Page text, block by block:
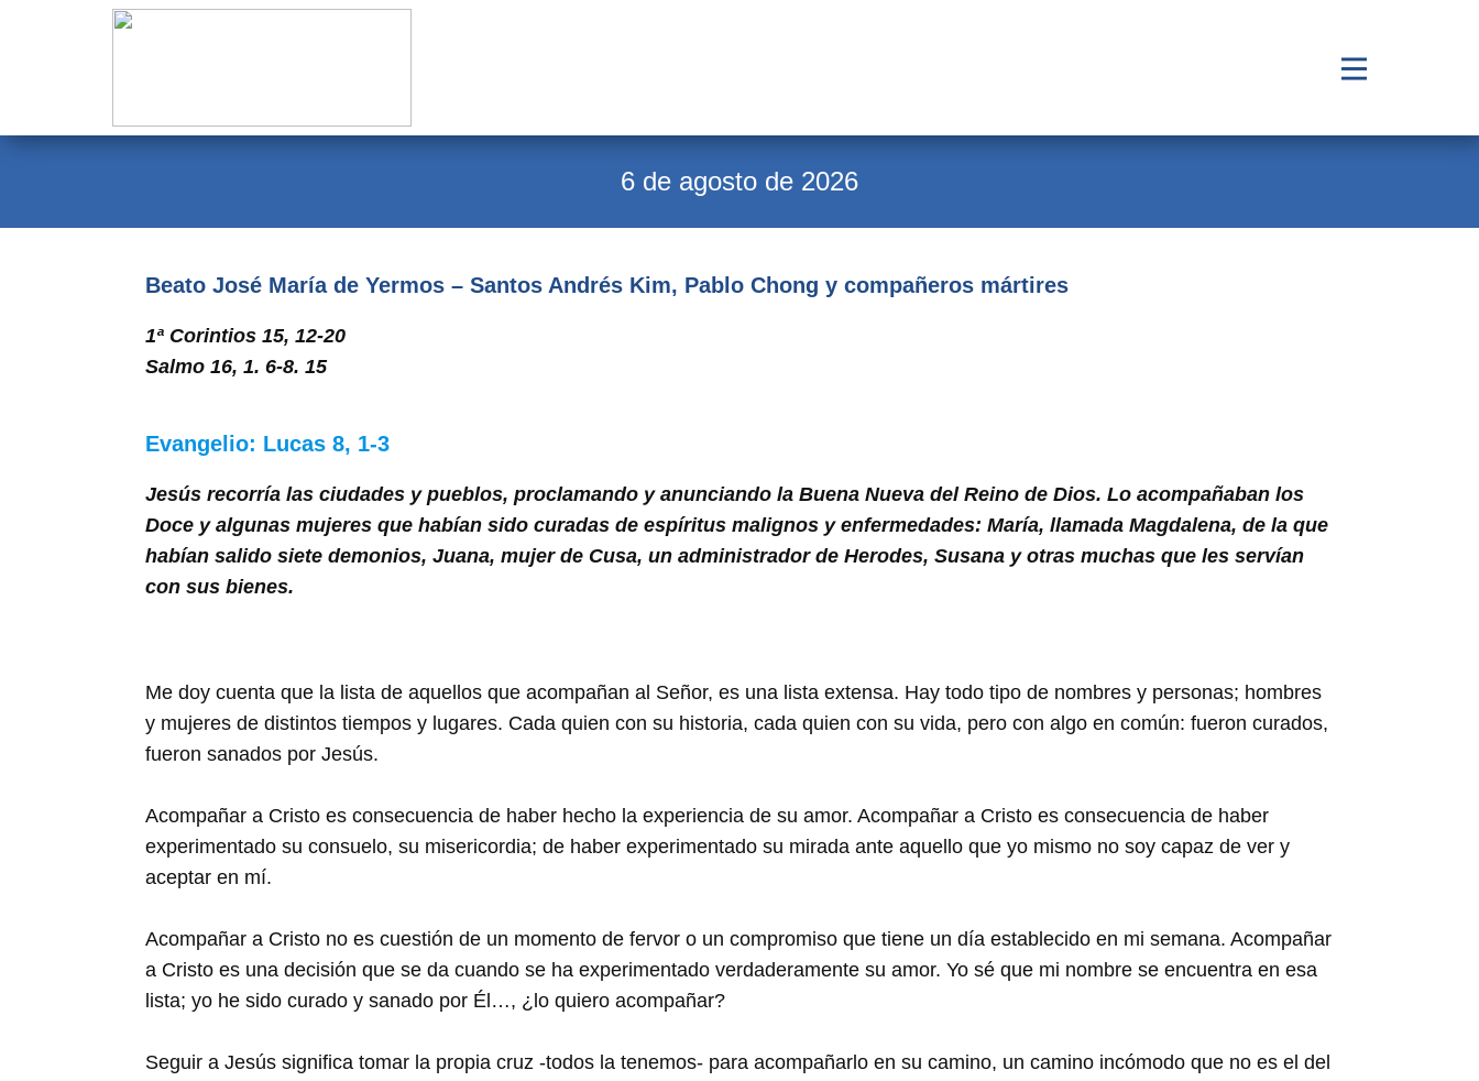
Calendario
Novena
Pastoral Vocacional
6 de agosto de 2026
Beato José María de Yermos – Santos Andrés Kim, Pablo Chong y compañeros mártires
1ª Corintios 15, 12-20
Salmo 16, 1. 6-8. 15
Evangelio: Lucas 8, 1-3
Jesús recorría las ciudades y pueblos, proclamando y anunciando la Buena Nueva del Reino de Dios. Lo acompañaban los
Doce y algunas mujeres que habían sido curadas de espíritus malignos y enfermedades: María, llamada Magdalena, de la que
habían salido siete demonios, Juana, mujer de Cusa, un administrador de Herodes, Susana y otras muchas que les servían
con sus bienes.
Me doy cuenta que la lista de aquellos que acompañan al Señor, es una lista extensa. Hay todo tipo de nombres y personas; hombres
y mujeres de distintos tiempos y lugares. Cada quien con su historia, cada quien con su vida, pero con algo en común: fueron curados,
fueron sanados por Jesús.
Acompañar a Cristo es consecuencia de haber hecho la experiencia de su amor. Acompañar a Cristo es consecuencia de haber
experimentado su consuelo, su misericordia; de haber experimentado su mirada ante aquello que yo mismo no soy capaz de ver y
aceptar en mí.
Acompañar a Cristo no es cuestión de un momento de fervor o un compromiso que tiene un día establecido en mi semana. Acompañar
a Cristo es una decisión que se da cuando se ha experimentado verdaderamente su amor. Yo sé que mi nombre se encuentra en esa
lista; yo he sido curado y sanado por Él…, ¿lo quiero acompañar?
Seguir a Jesús significa tomar la propia cruz -todos la tenemos- para acompañarlo en su camino, un camino incómodo que no es el del